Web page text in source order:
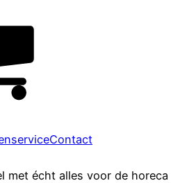
Contact
met écht alles voor de horeca